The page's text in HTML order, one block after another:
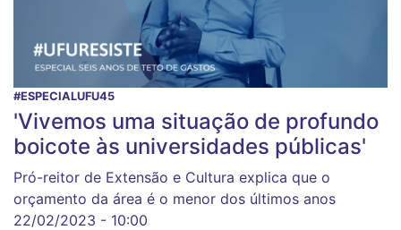
#ESPECIALUFU45
'Vivemos uma situação de profundo
boicote às universidades públicas'
Pró-reitor de Extensão e Cultura explica que o
orçamento da área é o menor dos últimos anos
22/02/2023 - 10:00